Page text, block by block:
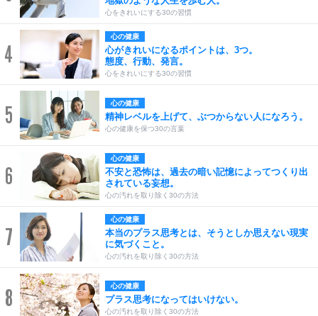
心をきれいにする30の習慣
4
心の健康
心がきれいになるポイントは、3つ。
態度、行動、発言。
心をきれいにする30の習慣
5 心の健康
精神レベルを上げて、ぶつからない人になろう。
心の健康を保つ30の言葉
6
心の健康
不安と恐怖は、過去の暗い記憶によってつくり出
されている妄想。
心の汚れを取り除く30の方法
7
心の健康
本当のプラス思考とは、そうとしか思えない現実
に気づくこと。
心の汚れを取り除く30の方法
8 心の健康
プラス思考になってはいけない。
心の汚れを取り除く30の方法